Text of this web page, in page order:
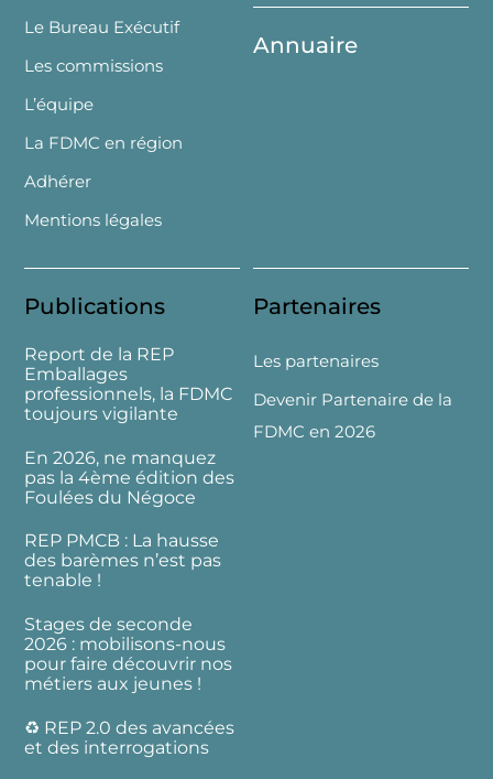
Le Bureau Exécutif
Les commissions
L’équipe
La FDMC en région
Adhérer
Mentions légales
Annuaire
Publications
Report de la REP
Emballages
professionnels, la FDMC
toujours vigilante
En 2026, ne manquez
pas la 4ème édition des
Foulées du Négoce
REP PMCB : La hausse
des barèmes n’est pas
tenable !
Stages de seconde
2026 : mobilisons-nous
pour faire découvrir nos
métiers aux jeunes !
♻️ REP 2.0 des avancées
et des interrogations
Partenaires
Les partenaires
Devenir Partenaire de la
FDMC en 2026